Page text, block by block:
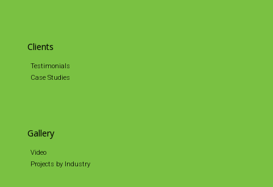
Clients
Testimonials
Case Studies
Gallery
Video
Projects by Industry